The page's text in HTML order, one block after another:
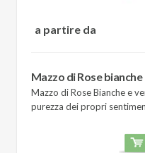
a partire da
Mazzo di Rose bianche
Mazzo di Rose Bianche e
purezza dei propri